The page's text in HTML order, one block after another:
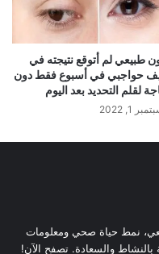
طبيعي لم أتوقع نتيجته في
حواجبي في أسبوع فقط دون
لقلم التحديد بعد اليوم
1, 2022
نمط حياة صحي ومعلومات
والسعادة. تصفح الآن!